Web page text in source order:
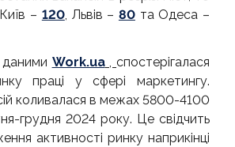
– 120, Львів – 80та Одеса –
даними Work.ua,спостерігалася
праці у сфері маркетингу.
коливалася в межах 5800-4100
грудня 2024 року. Це свідчить
активності ринку наприкінці